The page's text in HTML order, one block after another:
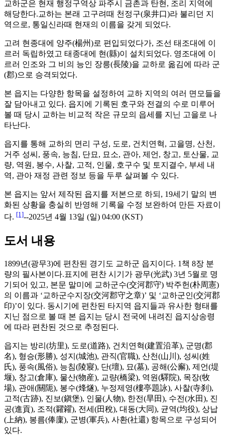
교하군은 현재 행정구역상 파주시 금촌과 탄현, 조리 지역에
해당한다.교하는 본래 고구려때 천정구(泉井口)라 불리던 지
역으로, 통일신라때 현재의 이름을 갖게 되었다.
고려 현종대에 양주(楊州)로 편입되었다가, 조선 태조대에 이
르러 독립하였고 태종대에 현(縣)이 설치되었다. 영조대에 이
르러 인조와 그 비의 능인 장릉(長陵)을 교하로 옮김에 따라 군
(郡)으로 승격되었다.
본 읍지는 다양한 항목을 설정하여 교하 지역의 여러 면모들을
잘 담아내고 있다. 읍지에 기록된 호구와 전결의 수로 미루어
볼 때 당시 교하는 비교적 작은 규모의 읍세를 지닌 고을로 나
타난다.
읍지를 통해 교하의 면리 구성, 도로, 건치연혁, 고을명, 산천,
거주 성씨, 풍속, 능침, 단묘, 묘소, 관아, 제언, 창고, 토산물, 교
량, 역원, 봉수, 사찰, 고적, 인물, 호구수 및 토지결수, 부세 내
역, 관아 재정 관련 정보 등을 두루 살펴볼 수 있다.
본 읍지는 앞서 제작된 읍지를 저본으로 하되, 19세기 말의 변
화된 상황을 충실히 반영해 기록을 수정 보완하여 만든 자료이
다. [1]--2025년 4월 13일 (일) 04:00 (KST)
도서 내용
1899년(광무3)에 편찬된 경기도 교하군 읍지이다. 1책 8장 분
량의 필사본이다.표지에 편찬 시기가 광무(光武) 3년 5월로 명
기되어 있고, 본문 말미에 교하군수(交河郡守) 박주헌(朴周憲)
의 이름과 ‘교하군수지장(交河郡守之章)’ 및 ‘교하군인(交河郡
印)’이 있다. 동시기에 편찬된 타지역 읍지들과 유사한 형태를
지닌 점으로 볼 때 본 읍지는 당시 전국에 내려진 읍지상송령
에 따라 편찬된 것으로 추정된다.
읍지는 방리(坊里), 도로(道路), 건치연혁(建置沿革), 군명(郡
名), 형승(形勝), 성지(城池), 관직(官職), 산천(山川), 성씨(姓
氏), 풍속(風俗), 능침(陵寢), 단(壇), 묘(墓), 공해(公廨), 제언(堤
堰), 창고(倉庫), 물산(物産), 교량(橋梁), 역원(驛院), 목장(牧
場), 관애(關阨), 봉수(烽燧), 누정제영(樓亭題詠), 사찰(寺刹),
고적(古跡), 진보(鎭堡), 인물(人物), 한전(旱田), 수전(水田), 진
공(進貢), 조적(糶糴), 전세(田稅), 대동(大同), 균역(均役), 상납
(上納), 봉름(俸廩), 군병(軍兵), 사환(社還) 항목으로 구성되어
있다.